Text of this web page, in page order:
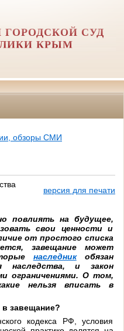
ГОРОДСКОЙ СУД
КРЫМ
обзоры СМИ
версия для печати
повлиять на будущее,
свои ценности и
от простого списка
завещание может
наследникобязан
наследства, и закон
ограничениями. О том,
нельзя вписать в
завещание?
кодекса РФ, условия